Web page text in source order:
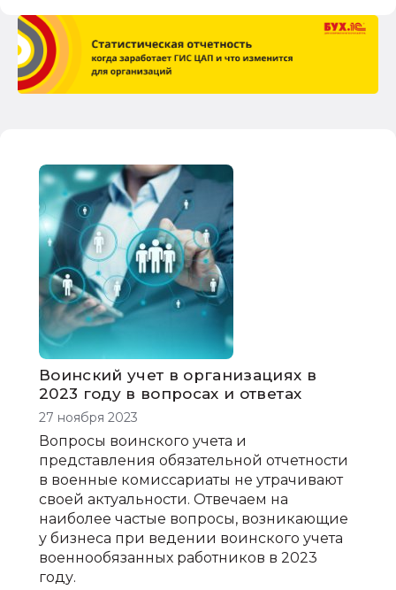
Воинский учет в организациях в
2023 году в вопросах и ответах
27 ноября 2023
Вопросы воинского учета и
представления обязательной отчетности
в военные комиссариаты не утрачивают
своей актуальности. Отвечаем на
наиболее частые вопросы, возникающие
у бизнеса при ведении воинского учета
военнообязанных работников в 2023
году.